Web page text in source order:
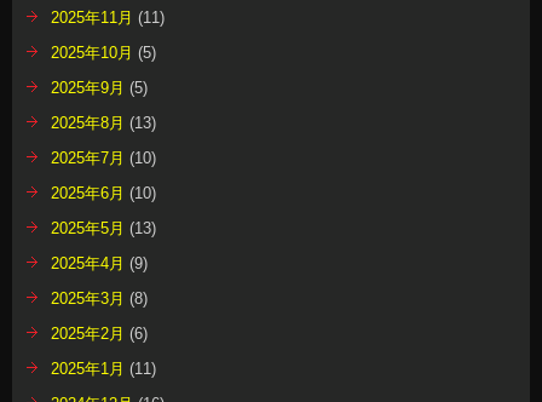
2025年11月 (11)
2025年10月 (5)
2025年9月 (5)
2025年8月 (13)
2025年7月 (10)
2025年6月 (10)
2025年5月 (13)
2025年4月 (9)
2025年3月 (8)
2025年2月 (6)
2025年1月 (11)